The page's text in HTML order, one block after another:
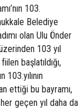
103.
Belediye
olan Ulu Önder
103 yıl
başlatıldığı,
103.yılının
ettiği bu bayramı,
geçen yıl daha da